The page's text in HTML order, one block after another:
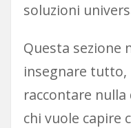
soluzioni
Questa sezione
insegnare tutto,
raccontare
chi vuole capire